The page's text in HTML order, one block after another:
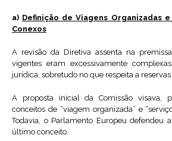
a) Definição de Viagens Organizadas
Conexos
A revisão da Diretiva assenta na
vigentes eram excessivamente
jurídica, sobretudo no que respeita a
A proposta inicial da Comissão visava,
conceitos de “viagem organizada” e
Todavia, o Parlamento Europeu defendeu
último conceito.